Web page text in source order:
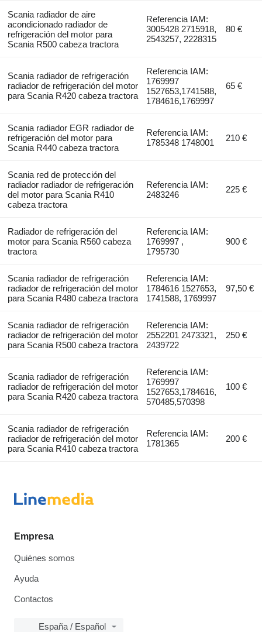
Scania radiador de aire
acondicionado radiador de
refrigeración del motor para
Scania R500 cabeza tractora
Referencia IAM:
3005428 2715918,
2543257, 2228315
80 €
Scania radiador de refrigeración
radiador de refrigeración del motor
para Scania R420 cabeza tractora
Referencia IAM:
1769997
1527653,1741588,
1784616,1769997
65 €
Scania radiador EGR radiador de
refrigeración del motor para
Scania R440 cabeza tractora
Referencia IAM:
1785348 1748001
210 €
Scania red de protección del
radiador radiador de refrigeración
del motor para Scania R410
cabeza tractora
Referencia IAM:
2483246
225 €
Radiador de refrigeración del
motor para Scania R560 cabeza
tractora
Referencia IAM:
1769997 ,
1795730
900 €
Scania radiador de refrigeración
radiador de refrigeración del motor
para Scania R480 cabeza tractora
Referencia IAM:
1784616 1527653,
1741588, 1769997
97,50 €
Scania radiador de refrigeración
radiador de refrigeración del motor
para Scania R500 cabeza tractora
Referencia IAM:
2552201 2473321,
2439722
250 €
Scania radiador de refrigeración
radiador de refrigeración del motor
para Scania R420 cabeza tractora
Referencia IAM:
1769997
1527653,1784616,
570485,570398
100 €
Scania radiador de refrigeración
radiador de refrigeración del motor
para Scania R410 cabeza tractora
Referencia IAM:
1781365
200 €
Empresa
Quiénes somos
Ayuda
Contactos
España / Español